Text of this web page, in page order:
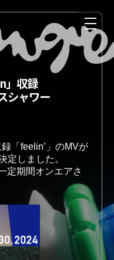
」収録
シャワー
「feelin’」のMVが
定しました。
定期間オンエアさ